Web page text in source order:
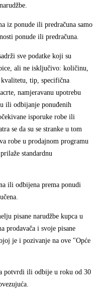
iz ponude ili predračuna samo
ponude ili predračuna.
sve podatke koji su
ali ne isključivo: količinu,
tip, specifična
namjeravanu upotrebu
ili odbijanje ponuđenih
isporuke robe ili
se da su se stranke u tom
robe u prodajnom programu
standardnu
ili odbijena prema ponudi
pisane narudžbe kupca u
prodavača i svoje pisane
je i pozivanje na ove "Opće
potvrdi ili odbije u roku od 30